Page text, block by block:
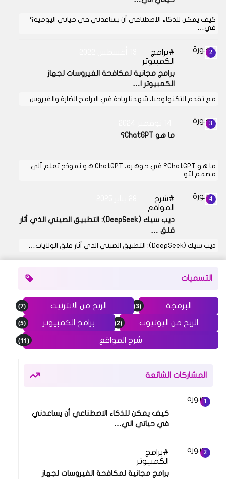
كيف يمكن للذكاء الاصطناعي أن يساعدني في حياتي اليومية؟
في…
برامج
الكمبيوتر
برامج مجانية لمكافحة الفيروسات لجهاز
الكمبيوتر ا…
مع تقدم التكنولوجيا، شهدنا زيادة في البرامج الضارة والفيروس…
ما هو ChatGPT؟
ما هو ChatGPT؟ في جوهره، ChatGPT هو نموذج تعلم آلي
مصمم لتو…
شرح
المواقع
ديب سيك (DeepSeek): التطبيق الصيني الذي أثار
قلق …
ديب سيك (DeepSeek): التطبيق الصيني الذي أثار قلق الولايات…
التسميات
البرمجة (3) الربح من الانترنيت (7)
الربح من اليوتيوب (2) برامج الكمبيوتر (5)
شرح المواقع (11)
المشاركات الشائعة
كيف يمكن للذكاء الاصطناعي أن يساعدني
في حياتي الي…
برامج
الكمبيوتر
برامج مجانية لمكافحة الفيروسات لجهاز